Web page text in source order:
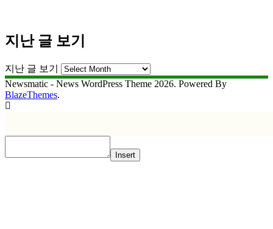
지난 글 보기
지난 글 보기
Newsmatic - News WordPress Theme 2026. Powered By
BlazeThemes.
Insert